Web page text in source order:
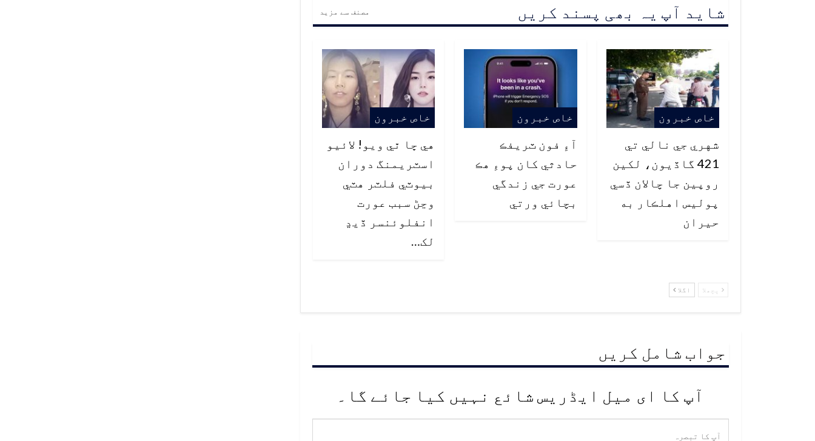
شاید آپ یہ بھی پسند کریں مصنف سے مزید
خاص خبرون
شهري جي نالي تي
421 گاڏيون، لکين
روپين جا چالان ڏسي
پوليس اهلڪار به
حيران
خاص خبرون
آءِ فون ٽريفڪ
حادثي کان پوءِ هڪ
عورت جي زندگي
بچائي ورتي
خاص خبرون
هي ڇا ٿي ويو! لائيو
اسٽريمنگ دوران
بيوٽي فلٽر هٽي
وڃڻ سبب عورت
انفلوئنسر ڏيڍ
لک…
پچھلا اگلا
جواب شامل کریں
آپ کا ای میل ایڈریس شائع نہیں کیا جائے گا۔